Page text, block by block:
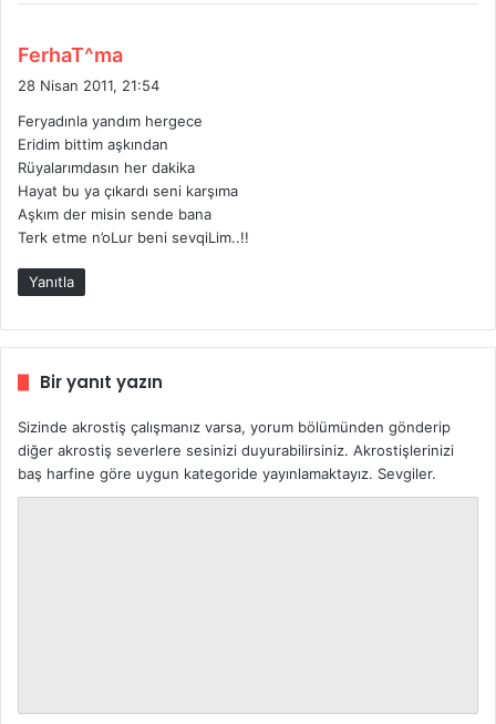
FerhaT^ma
e
i
k
i
28 Nisan 2011, 21:54
Feryadınla yandım hergece
Eridim bittim aşkından
Rüyalarımdasın her dakika
Hayat bu ya çıkardı seni karşıma
Aşkım der misin sende bana
Terk etme n’oLur beni sevqiLim..!!
Yanıtla
Bir yanıt yazın
Sizinde akrostiş çalışmanız varsa, yorum bölümünden gönderip
diğer akrostiş severlere sesinizi duyurabilirsiniz. Akrostişlerinizi
baş harfine göre uygun kategoride yayınlamaktayız. Sevgiler.